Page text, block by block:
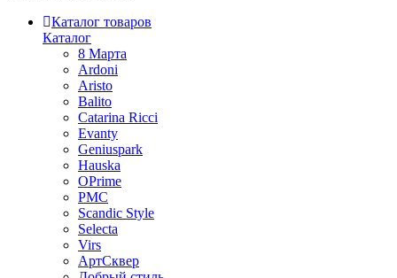
Каталог товаров
Каталог
8 Марта
Ardoni
Aristo
Balito
Catarina Ricci
Evanty
Geniuspark
Hauska
OPrime
PMC
Scandic Style
Selecta
Virs
АртСквер